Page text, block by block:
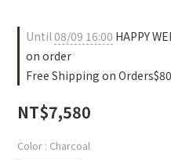
Until08/09 16:00 HAPPY
on order
Free Shipping on
NT$7,580
Color : Charcoal